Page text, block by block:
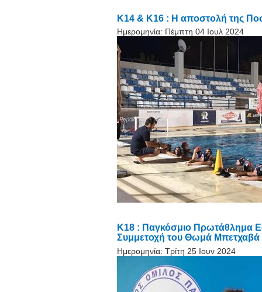
Κ14 & Κ16 : Η αποστολή της
Ημερομηνία: Πέμπτη 04 Ιουλ 2024
Κ18 : Παγκόσμιο Πρωτάθλημα
Συμμετοχή του Θωμά Μπετχαβά
Ημερομηνία: Τρίτη 25 Ιουν 2024